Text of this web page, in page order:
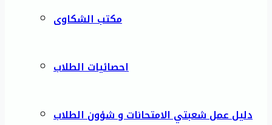
مكتب الشكاوى
احصائيات الطلاب
دليل عمل شعبتي الامتحانات و شؤون الطلاب